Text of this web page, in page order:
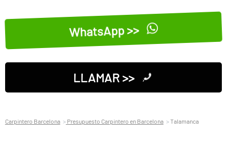
WhatsApp >>
LLAMAR >>
Carpintero Barcelona Presupuesto Carpintero en Barcelona Talamanca